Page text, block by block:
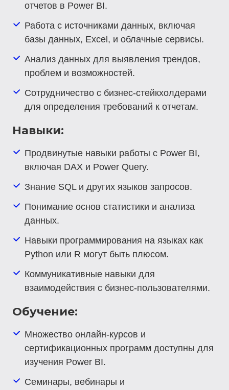
отчетов в Power BI.
Работа с источниками данных, включая
базы данных, Excel, и облачные сервисы.
Анализ данных для выявления трендов,
проблем и возможностей.
Сотрудничество с бизнес-стейкхолдерами
для определения требований к отчетам.
Навыки:
Продвинутые навыки работы с Power BI,
включая DAX и Power Query.
Знание SQL и других языков запросов.
Понимание основ статистики и анализа
данных.
Навыки программирования на языках как
Python или R могут быть плюсом.
Коммуникативные навыки для
взаимодействия с бизнес-пользователями.
Обучение:
Множество онлайн-курсов и
сертификационных программ доступны для
изучения Power BI.
Семинары, вебинары и